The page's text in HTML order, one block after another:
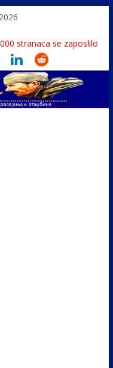
stranaca se zaposlilo
народним
u Rumuniju